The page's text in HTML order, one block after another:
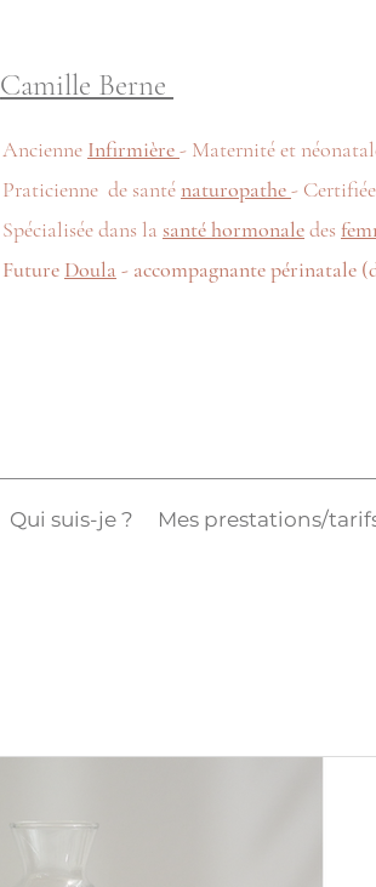
Camille Berne
Ancienne Infirmière- Maternité et
Praticienne de santénaturopathe- Certifiée
Spécialisée dans la santé hormonaledes
Future Doula - accompagnante périnatale
Qui suis-je ? Mes prestations/